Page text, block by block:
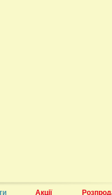
Акції